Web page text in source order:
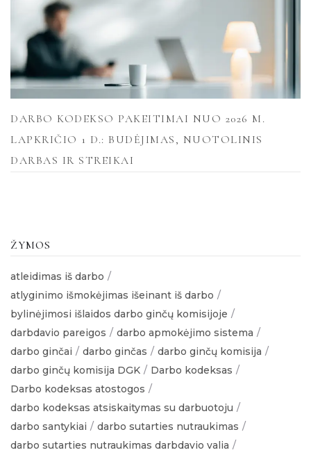
DARBO KODEKSO PAKEITIMAI NUO 2026 M.
LAPKRIČIO 1 D.: BUDĖJIMAS, NUOTOLINIS
DARBAS IR STREIKAI
ŽYMOS
atleidimas iš darbo
atlyginimo išmokėjimas išeinant iš darbo
bylinėjimosi išlaidos darbo ginčų komisijoje
darbdavio pareigos
darbo apmokėjimo sistema
darbo ginčai
darbo ginčas
darbo ginčų komisija
darbo ginčų komisija DGK
Darbo kodeksas
Darbo kodeksas atostogos
darbo kodeksas atsiskaitymas su darbuotoju
darbo santykiai
darbo sutarties nutraukimas
darbo sutarties nutraukimas darbdavio valia